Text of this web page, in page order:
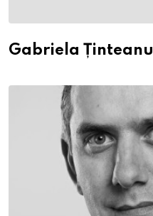
Gabriela Ținteanu